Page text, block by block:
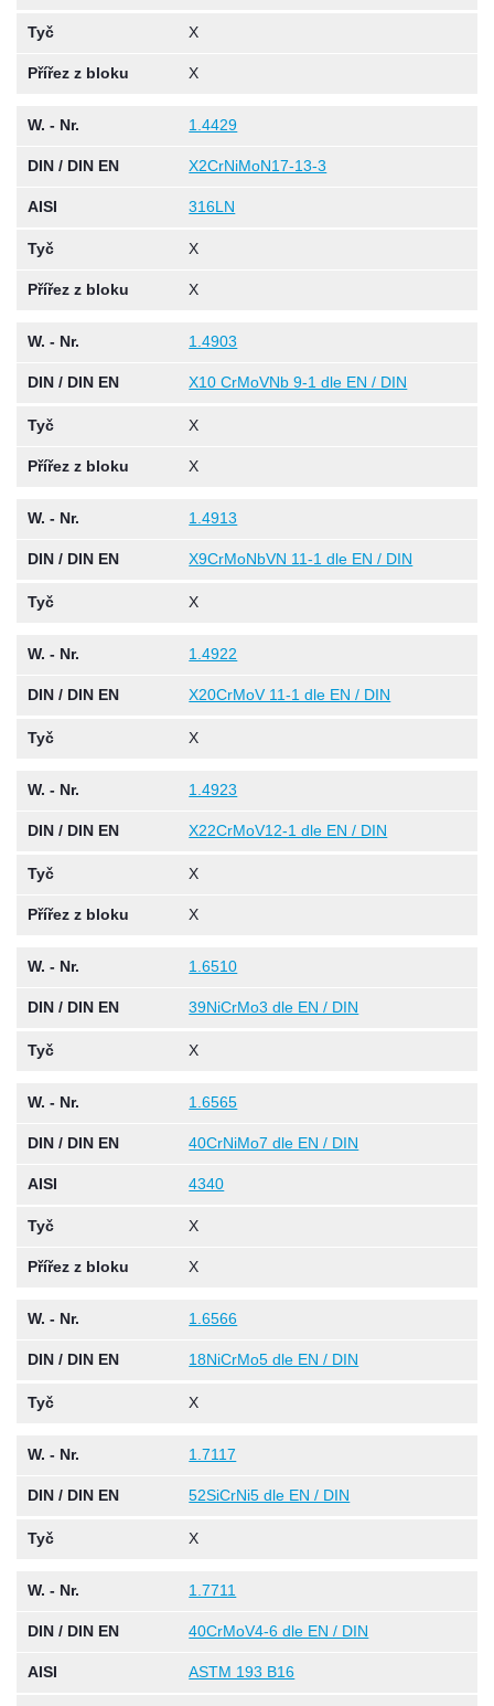
Tyč X
Přířez z bloku X
W. - Nr. 1.4429
DIN / DIN EN X2CrNiMoN17-13-3
AISI 316LN
Tyč X
Přířez z bloku X
W. - Nr. 1.4903
DIN / DIN EN X10 CrMoVNb 9-1 dle EN / DIN
Tyč X
Přířez z bloku X
W. - Nr. 1.4913
DIN / DIN EN X9CrMoNbVN 11-1 dle EN / DIN
Tyč X
W. - Nr. 1.4922
DIN / DIN EN X20CrMoV 11-1 dle EN / DIN
Tyč X
W. - Nr. 1.4923
DIN / DIN EN X22CrMoV12-1 dle EN / DIN
Tyč X
Přířez z bloku X
W. - Nr. 1.6510
DIN / DIN EN 39NiCrMo3 dle EN / DIN
Tyč X
W. - Nr. 1.6565
DIN / DIN EN 40CrNiMo7 dle EN / DIN
AISI 4340
Tyč X
Přířez z bloku X
W. - Nr. 1.6566
DIN / DIN EN 18NiCrMo5 dle EN / DIN
Tyč X
W. - Nr. 1.7117
DIN / DIN EN 52SiCrNi5 dle EN / DIN
Tyč X
W. - Nr. 1.7711
DIN / DIN EN 40CrMoV4-6 dle EN / DIN
AISI ASTM 193 B16